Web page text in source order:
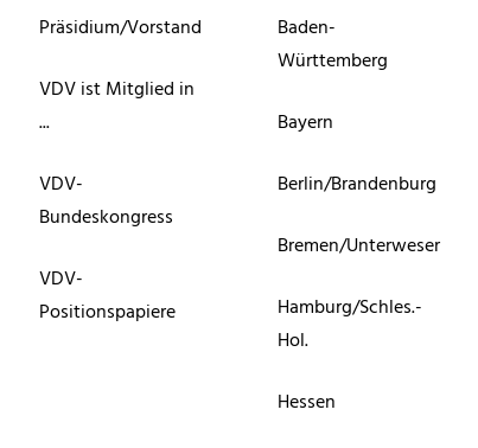
Präsidium/Vorstand
VDV ist Mitglied in
...
VDV-
Bundeskongress
VDV-
Positionspapiere
Baden-
Württemberg
Bayern
Berlin/Brandenburg
Bremen/Unterweser
Hamburg/Schles.-
Hol.
Hessen